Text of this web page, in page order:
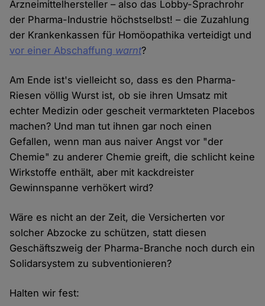
Arzneimittelhersteller – also das Lobby-Sprachrohr
der Pharma-Industrie höchstselbst! – die Zuzahlung
der Krankenkassen für Homöopathika verteidigt und
vor einer Abschaffung warnt?
Am Ende ist's vielleicht so, dass es den Pharma-
Riesen völlig Wurst ist, ob sie ihren Umsatz mit
echter Medizin oder gescheit vermarkteten Placebos
machen? Und man tut ihnen gar noch einen
Gefallen, wenn man aus naiver Angst vor "der
Chemie" zu anderer Chemie greift, die schlicht keine
Wirkstoffe enthält, aber mit kackdreister
Gewinnspanne verhökert wird?
Wäre es nicht an der Zeit, die Versicherten vor
solcher Abzocke zu schützen, statt diesen
Geschäftszweig der Pharma-Branche noch durch ein
Solidarsystem zu subventionieren?
Halten wir fest: